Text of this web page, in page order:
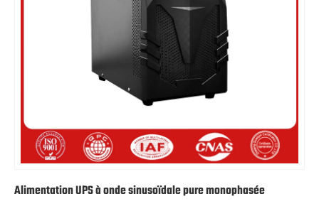
Alimentation UPS à onde sinusoïdale pure monophasée